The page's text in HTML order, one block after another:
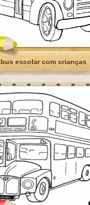
escolar com crianças